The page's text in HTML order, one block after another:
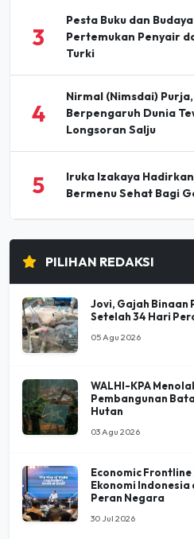
3
Pesta Buku dan
Pertemukan Penyair
Turki
4
Nirmal (Nimsdai)
Berpengaruh Dunia
Longsoran Salju
5
Iruka Izakaya
Bermenu Sehat Bagi
PILIHAN REDAKSI
Jovi, Gajah Binaan
Setelah 34 Hari
05 Agu 2026
WALHI-KPA
Pembangunan
Hutan
03 Agu 2026
Economic
Ekonomi Indonesia
Peran Negara
30 Jul 2026